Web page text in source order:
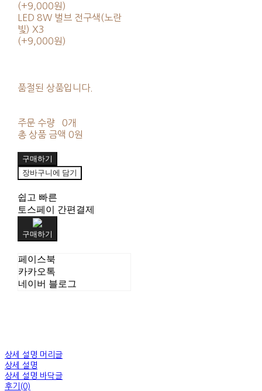
(+9,000원)
LED 8W 벌브 전구색(노란
빛) X3
(+9,000원)
품절된 상품입니다.
주문 수량
0개
총 상품 금액 0원
구매하기
장바구니에 담기
쉽고 빠른
토스페이 간편결제
구매하기
페이스북
카카오톡
네이버 블로그
상세 설명 머리글
상세 설명
상세 설명 바닥글
후기(0)